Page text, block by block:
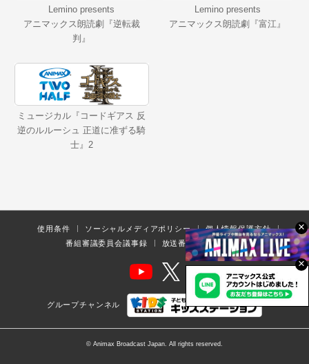
×
×
Lemino presents
アニマックス朗読劇『逆転裁
判』
Lemino presents
アニマックス朗読劇『富江』
ミュージカル『コードギアス 反
逆のルルーシュ 正道に准ずる騎
士』2
使用条件 ソーシャルメディアポリシー
個人情報保護方針
番組審議委員会議事録
放送番組の編集の基準
グループチャンネル
© Animax Broadcast Japan. All rights reserved.